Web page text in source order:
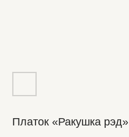
Платок «Ракушка рэд»